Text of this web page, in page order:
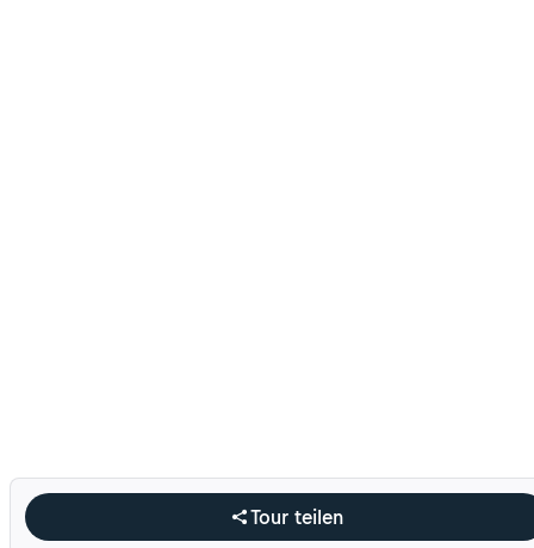
Tour teilen